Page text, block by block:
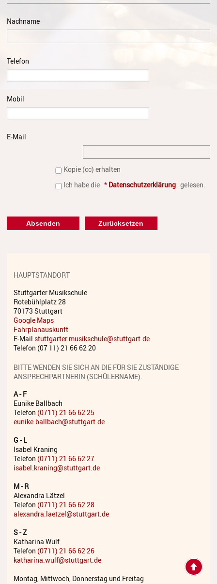
Recording
Musiktherapie
RockPopJazz
Streichinstrumente
Unsere Lehrkräfte
Fördermöglichkeiten
Anmeldung
Aktuelles
Wettbewerbe
Jazz Workshop 2026
Jazz Workshop 2025
Musikproduktion 2025
Nachname
Telefon
Mobil
E-Mail
Kopie (cc) erhalten
Ich habe die * Datenschutzerklärung gelesen.
HAUPTSTANDORT
Stuttgarter Musikschule
Rotebühlplatz 28
70173 Stuttgart
Google Maps
Fahrplanauskunft
E-Mail stuttgarter.musikschule@stuttgart.de
Telefon (07 11) 21 66 62 20
BITTE WENDEN SIE SICH AN DIE FÜR SIE ZUSTÄNDIGE
ANSPRECHPARTNERIN (SCHÜLERNAME).
A - F
Eunike Ballbach
Telefon (0711) 21 66 62 25
eunike.ballbach@stuttgart.de
G - L
Isabel Kraning
Telefon (0711) 21 66 62 27
isabel.kraning@stuttgart.de
M - R
Alexandra Lätzel
Telefon (0711) 21 66 62 28
alexandra.laetzel@stuttgart.de
S - Z
Katharina Wulf
Telefon (0711) 21 66 62 26
katharina.wulf@stuttgart.de
Montag, Mittwoch, Donnerstag und Freitag